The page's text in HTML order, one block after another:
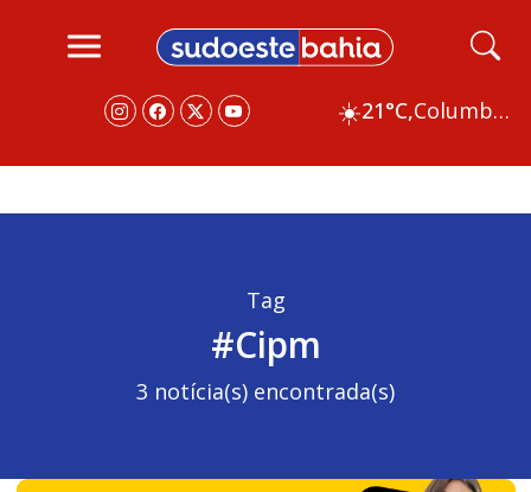
☀️21°C, Columbus
Tag
#Cipm
3 notícia(s) encontrada(s)